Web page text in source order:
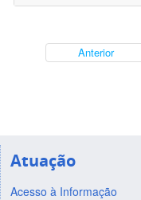
Anterior
Atuação
Acesso à Informação